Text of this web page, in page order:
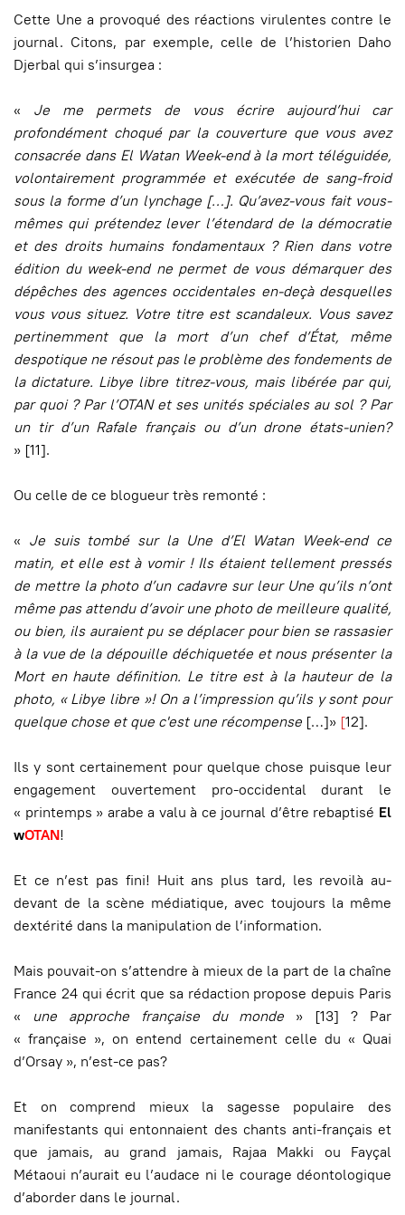
Cette Une a provoqué des réactions virulentes contre le
journal. Citons, par exemple, celle de l’historien Daho
Djerbal qui s’insurgea :
« Je me permets de vous écrire aujourd’hui car
profondément choqué par la couverture que vous avez
consacrée dans El Watan Week-end à la mort téléguidée,
volontairement programmée et exécutée de sang-froid
sous la forme d’un lynchage […]. Qu’avez-vous fait vous-
mêmes qui prétendez lever l’étendard de la démocratie
et des droits humains fondamentaux ? Rien dans votre
édition du week-end ne permet de vous démarquer des
dépêches des agences occidentales en-deçà desquelles
vous vous situez. Votre titre est scandaleux. Vous savez
pertinemment que la mort d’un chef d’État, même
despotique ne résout pas le problème des fondements de
la dictature. Libye libre titrez-vous, mais libérée par qui,
par quoi ? Par l’OTAN et ses unités spéciales au sol ? Par
un tir d’un Rafale français ou d’un drone états-unien?
» [11].
Ou celle de ce blogueur très remonté :
« Je suis tombé sur la Une d’El Watan Week-end ce
matin, et elle est à vomir ! Ils étaient tellement pressés
de mettre la photo d’un cadavre sur leur Une qu’ils n’ont
même pas attendu d’avoir une photo de meilleure qualité,
ou bien, ils auraient pu se déplacer pour bien se rassasier
à la vue de la dépouille déchiquetée et nous présenter la
Mort en haute définition. Le titre est à la hauteur de la
photo, « Libye libre »! On a l’impression qu’ils y sont pour
quelque chose et que c'est une récompense […]» [12].
Ils y sont certainement pour quelque chose puisque leur
engagement ouvertement pro-occidental durant le
« printemps » arabe a valu à ce journal d’être rebaptisé El
wOTAN!
Et ce n’est pas fini! Huit ans plus tard, les revoilà au-
devant de la scène médiatique, avec toujours la même
dextérité dans la manipulation de l’information.
Mais pouvait-on s’attendre à mieux de la part de la chaîne
France 24 qui écrit que sa rédaction propose depuis Paris
«
une approche française du monde » [13] ? Par
« française », on entend certainement celle du « Quai
d’Orsay », n’est-ce pas?
Et on comprend mieux la sagesse populaire des
manifestants qui entonnaient des chants anti-français et
que jamais, au grand jamais, Rajaa Makki ou Fayçal
Métaoui n’aurait eu l’audace ni le courage déontologique
d’aborder dans le journal.